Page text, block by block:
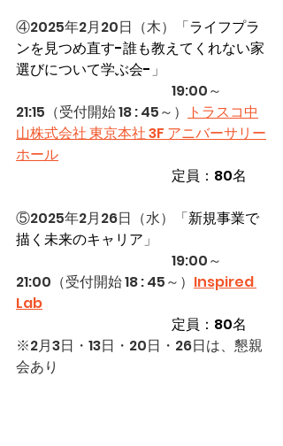
④2025年2月20日（木）「ライフプラ
ンを見つめ直す​-誰も教えてくれない家
選びについて学ぶ会-​ 」
19:00～
21:15 （受付開始 18 : 45～）
トラスコ中
山株式会社 東京本社 3F アニバーサリー
ホール
定員：80名
⑤2025年2月26日（水）「新規事業で
描く未来のキャリア 」
19:00～
21:00 （受付開始 18 : 45～） Inspired
Lab
定員：80名
※2月3日・13日・20日・26日は、懇親
会あり